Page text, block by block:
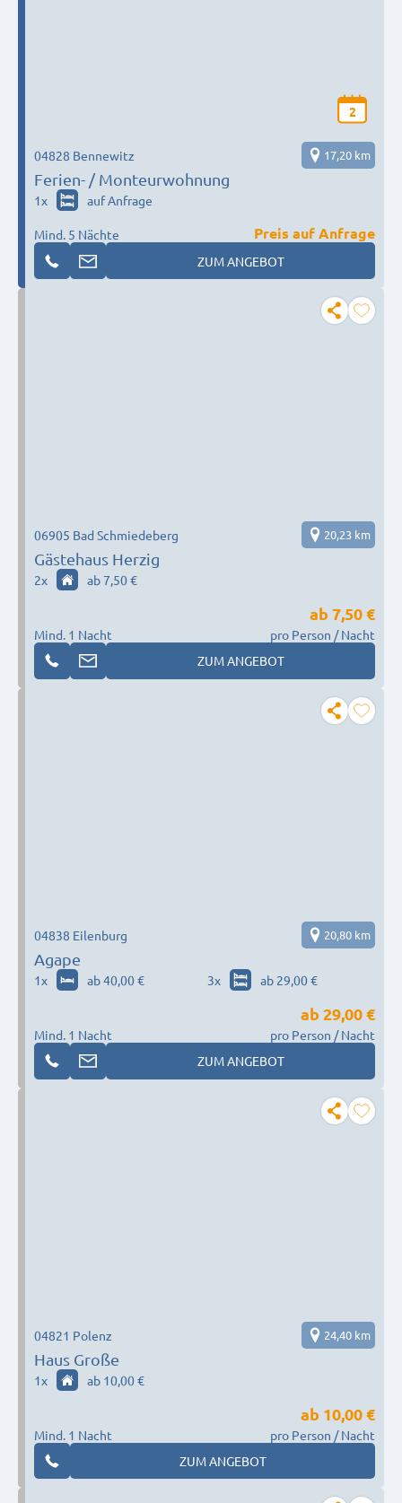
2
Ferien- / Monteurwohnung
04828 Bennewitz 17,20 km
1x auf Anfrage
Mind. 5 Nächte
Preis auf Anfrage
ZUM ANGEBOT
Gästehaus Herzig
06905 Bad Schmiedeberg 20,23 km
2x ab 7,50 €
Mind. 1 Nacht
ab 7,50 €
pro Person / Nacht
ZUM ANGEBOT
Agape
04838 Eilenburg 20,80 km
1x ab 40,00 € 3x ab 29,00 €
Mind. 1 Nacht
ab 29,00 €
pro Person / Nacht
ZUM ANGEBOT
Haus Große
04821 Polenz 24,40 km
1x ab 10,00 €
Mind. 1 Nacht
ab 10,00 €
pro Person / Nacht
ZUM ANGEBOT